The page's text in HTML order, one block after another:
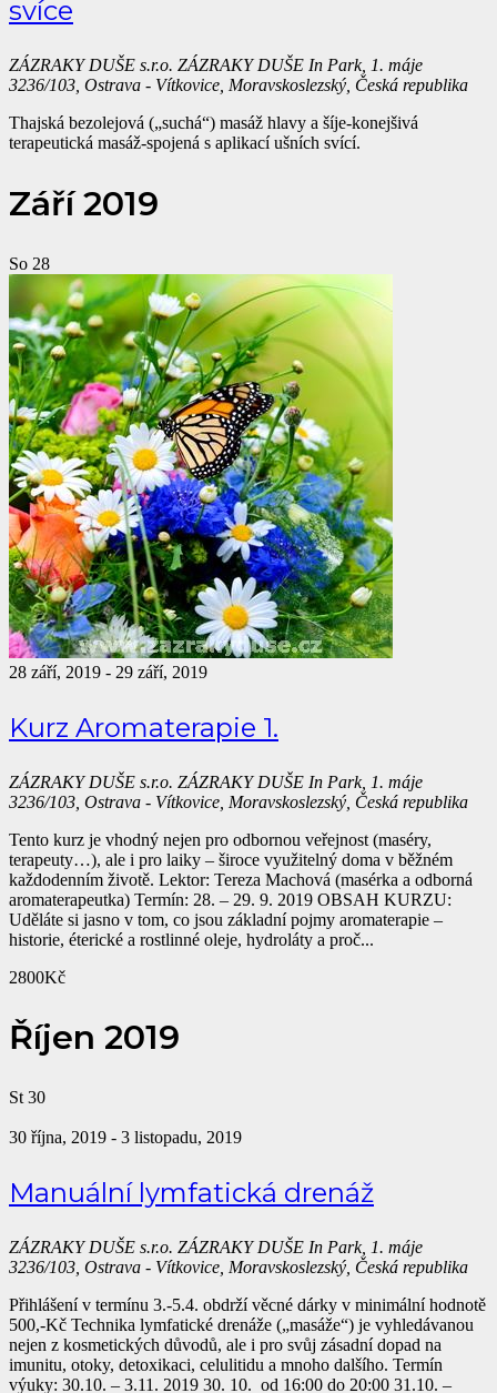
svíce
ZÁZRAKY DUŠE s.r.o. ZÁZRAKY DUŠE In Park, 1. máje
3236/103, Ostrava - Vítkovice, Moravskoslezský, Česká republika
Thajská bezolejová („suchá“) masáž hlavy a šíje-konejšivá
terapeutická masáž-spojená s aplikací ušních svící.
Září 2019
So 28
28 září, 2019 - 29 září, 2019
Kurz Aromaterapie 1.
ZÁZRAKY DUŠE s.r.o. ZÁZRAKY DUŠE In Park, 1. máje
3236/103, Ostrava - Vítkovice, Moravskoslezský, Česká republika
Tento kurz je vhodný nejen pro odbornou veřejnost (maséry,
terapeuty…), ale i pro laiky – široce využitelný doma v běžném
každodenním životě. Lektor: Tereza Machová (masérka a odborná
aromaterapeutka) Termín: 28. – 29. 9. 2019 OBSAH KURZU:
Uděláte si jasno v tom, co jsou základní pojmy aromaterapie –
historie, éterické a rostlinné oleje, hydroláty a proč...
2800Kč
Říjen 2019
St 30
30 října, 2019 - 3 listopadu, 2019
Manuální lymfatická drenáž
ZÁZRAKY DUŠE s.r.o. ZÁZRAKY DUŠE In Park, 1. máje
3236/103, Ostrava - Vítkovice, Moravskoslezský, Česká republika
Přihlášení v termínu 3.-5.4. obdrží věcné dárky v minimální hodnotě
500,-Kč Technika lymfatické drenáže („masáže“) je vyhledávanou
nejen z kosmetických důvodů, ale i pro svůj zásadní dopad na
imunitu, otoky, detoxikaci, celulitidu a mnoho dalšího. Termín
výuky: 30.10. – 3.11. 2019 30. 10. od 16:00 do 20:00 31.10. –